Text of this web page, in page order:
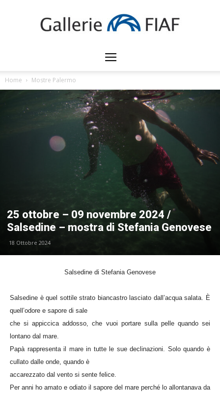
Gallerie
FIAF
Home Mostre Palermo
25 ottobre – 09 novembre 2024 /
Salsedine – mostra di Stefania Genovese
18 Ottobre 2024
Salsedine di Stefania Genovese
Salsedine è quel sottile strato biancastro lasciato dall’acqua salata. È
quell’odore e sapore di sale
che si appiccica addosso, che vuoi portare sulla pelle quando sei
lontano dal mare.
Papà rappresenta il mare in tutte le sue declinazioni. Solo quando è
cullato dalle onde, quando è
accarezzato dal vento si sente felice.
Per anni ho amato e odiato il sapore del mare perché lo allontanava da